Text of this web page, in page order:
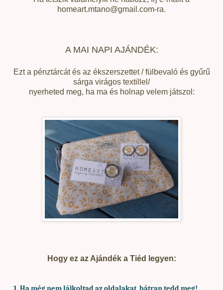
homeart.mtano@gmail.com-ra.
A MAI NAPI AJÁNDÉK:
Ezt a pénztárcát és az ékszerszettet / fülbevaló és gyűrű
sárga virágos textillel/
nyerheted meg, ha ma és holnap velem játszol:
Hogy ez az Ajándék a Tiéd legyen: